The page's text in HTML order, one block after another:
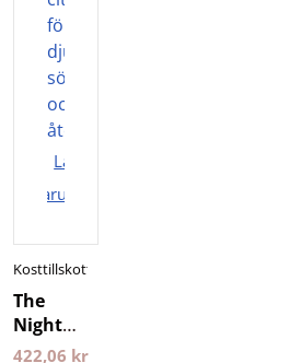
Lägg i
varukorgen
Kosttillskott
The
Night
400 g 24
422,06 kr